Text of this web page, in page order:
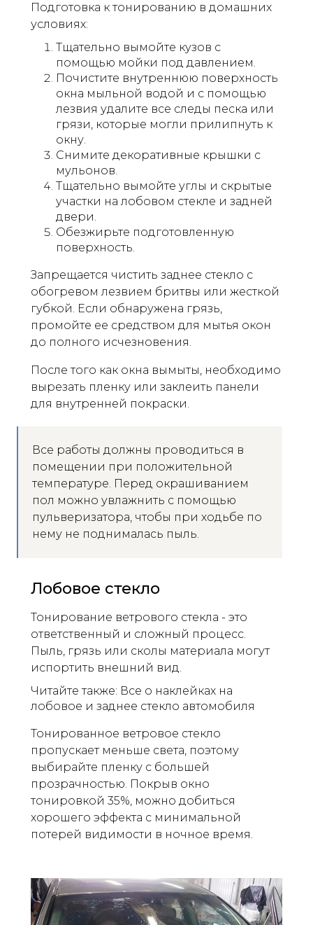
Подготовка к тонированию в домашних
условиях:
Тщательно вымойте кузов с
помощью мойки под давлением.
Почистите внутреннюю поверхность
окна мыльной водой и с помощью
лезвия удалите все следы песка или
грязи, которые могли прилипнуть к
окну.
Снимите декоративные крышки с
мульонов.
Тщательно вымойте углы и скрытые
участки на лобовом стекле и задней
двери.
Обезжирьте подготовленную
поверхность.
Запрещается чистить заднее стекло с
обогревом лезвием бритвы или жесткой
губкой. Если обнаружена грязь,
промойте ее средством для мытья окон
до полного исчезновения.
После того как окна вымыты, необходимо
вырезать пленку или заклеить панели
для внутренней покраски.
Все работы должны проводиться в
помещении при положительной
температуре. Перед окрашиванием
пол можно увлажнить с помощью
пульверизатора, чтобы при ходьбе по
нему не поднималась пыль.
Лобовое стекло
Тонирование ветрового стекла - это
ответственный и сложный процесс.
Пыль, грязь или сколы материала могут
испортить внешний вид.
Читайте также: Все о наклейках на
лобовое и заднее стекло автомобиля
Тонированное ветровое стекло
пропускает меньше света, поэтому
выбирайте пленку с большей
прозрачностью. Покрыв окно
тонировкой 35%, можно добиться
хорошего эффекта с минимальной
потерей видимости в ночное время.